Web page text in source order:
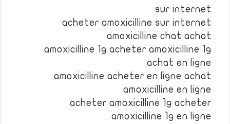
sur internet
acheter amoxicilline sur internet
amoxicilline chat achat
amoxicilline 1g acheter amoxicilline 1g
achat en ligne
amoxicilline acheter en ligne achat
amoxicilline en ligne
acheter amoxicilline 1g acheter
amoxicilline 1g en ligne